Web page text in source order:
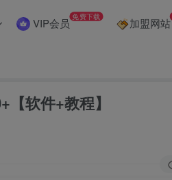
VIP会员 免费下载 加盟网站
软件+教程】